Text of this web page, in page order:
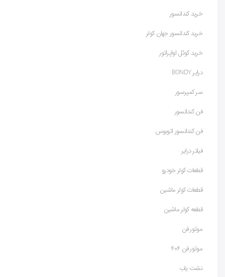
خرید کندانسور
خرید کندانسور جهان کولر
خرید کوئل اواپراتور
درایر BONDY
سر کمپرسور
فن کندانسور
فن کندانسور اتوبوس
فیلتر درایر
قطعات کولر خودرو
قطعات کولر ماشین
قطعه کولر ماشین
موتور فن
موتور فن 404
نشت یاب